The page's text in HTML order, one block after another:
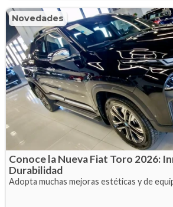
Novedades
Conoce la Nueva Fiat Toro 2026:
Durabilidad
Adopta muchas mejoras estéticas y de